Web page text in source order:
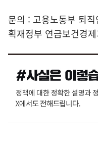
문의 : 고용노동부 퇴
획재정부 연금보건경